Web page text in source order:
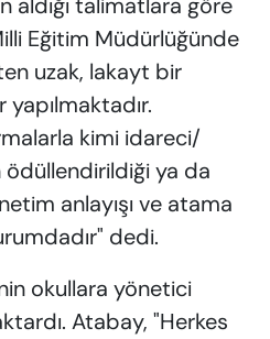
aldığı talimatlara göre
Eğitim Müdürlüğünde
uzak, lakayt bir
kimi idareci/
ya da
anlayışı ve atama
dedi.
okullara yönetici
Atabay, "Herkes